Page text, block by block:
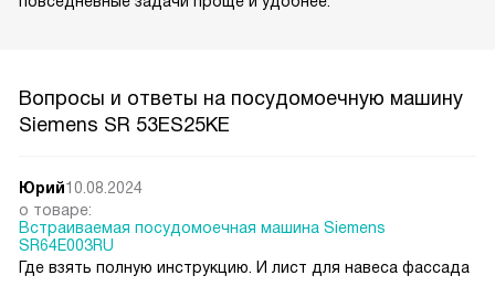
Вопросы и ответы на посудомоечную машину
Siemens SR 53ES25KE
Юрий10.08.2024
о товаре:
Встраиваемая посудомоечная машина Siemens
SR64E003RU
Где взять полную инструкцию. И лист для навеса фассада